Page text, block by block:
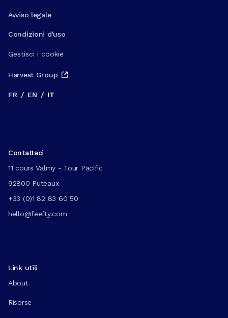
Avviso legale
Condizioni d'uso
Gestisci i cookie
Harvest Group
FR / EN / IT
Contattaci
11 cours Valmy - Tour Pacific
92800 Puteaux
+33 (0)1 82 83 60 50
hello@feefty.com
Link utili
About
Risorse